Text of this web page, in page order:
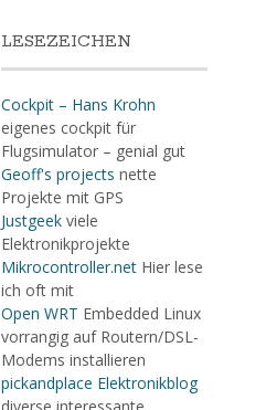
LESEZEICHEN
Cockpit – Hans Krohn
eigenes cockpit für
Flugsimulator – genial gut
Geoff's projects nette
Projekte mit GPS
Justgeekviele
Elektronikprojekte
Mikrocontroller.netHier lese
ich oft mit
Open WRT Embedded Linux
vorrangig auf Routern/DSL-
Modems installieren
pickandplace Elektronikblog